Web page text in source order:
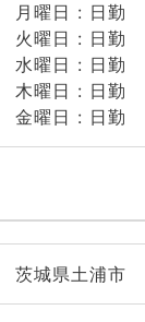
月曜日 : 日勤
火曜日 : 日勤
水曜日 : 日勤
木曜日 : 日勤
金曜日 : 日勤
茨城県土浦市